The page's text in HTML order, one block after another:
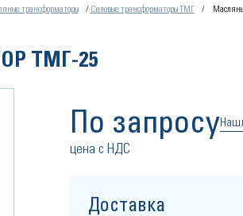
трансформаторы Силовые трансформаторы ТМГ
ТМГ-25
По запросу
цена с НДС
Доставка